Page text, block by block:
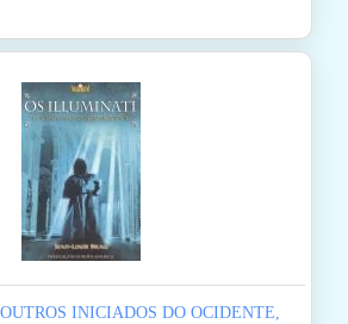
INICIADOS DO OCIDENTE,